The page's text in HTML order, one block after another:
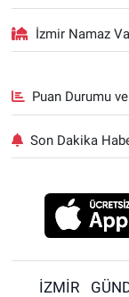
İzmir Namaz
Puan Durumu
Son Dakika
İZMİR